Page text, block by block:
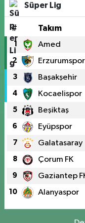
Süper Lig
# Takım
1 Amed
2 Erzurumspor
3 Başakşehir
4 Kocaelispor
5 Beşiktaş
6 Eyüpspor
7 Galatasaray
8 Çorum FK
9 Gaziantep
10 Alanyaspor